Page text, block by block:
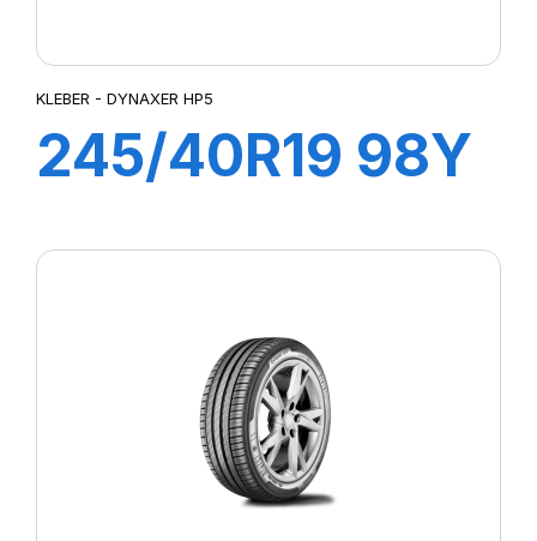
KLEBER - DYNAXER HP5
245/40R19 98Y